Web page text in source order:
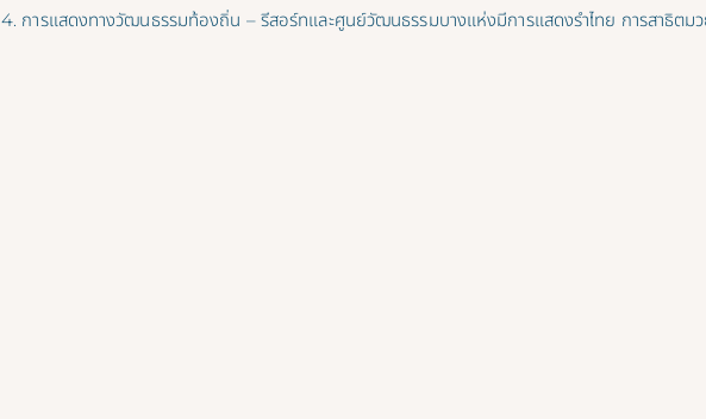
4. การแสดงทางวัฒนธรรมท้องถิ่น – รีสอร์ทและศูนย์วัฒนธรรมบางแห่งมีการแสดงรำไทย การสาธิตม